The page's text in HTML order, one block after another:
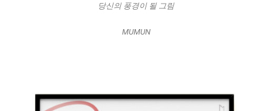
당신의 풍경이 될 그림
MUMUN